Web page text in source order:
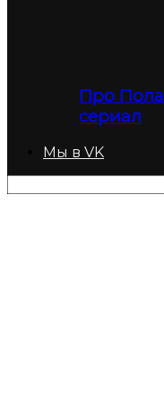
Про
сериал
Мы в VK